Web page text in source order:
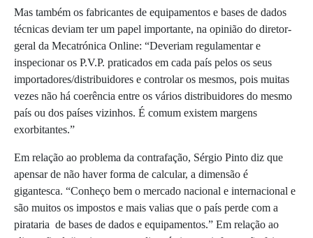
Mas também os fabricantes de equipamentos e bases de dados
técnicas deviam ter um papel importante, na opinião do diretor-
geral da Mecatrónica Online: “Deveriam regulamentar e
inspecionar os P.V.P. praticados em cada país pelos os seus
importadores/distribuidores e controlar os mesmos, pois muitas
vezes não há coerência entre os vários distribuidores do mesmo
país ou dos países vizinhos. É comum existem margens
exorbitantes.”
Em relação ao problema da contrafação, Sérgio Pinto diz que
apensar de não haver forma de calcular, a dimensão é
gigantesca. “Conheço bem o mercado nacional e internacional e
são muitos os impostos e mais valias que o país perde com a
pirataria de bases de dados e equipamentos.” Em relação ao